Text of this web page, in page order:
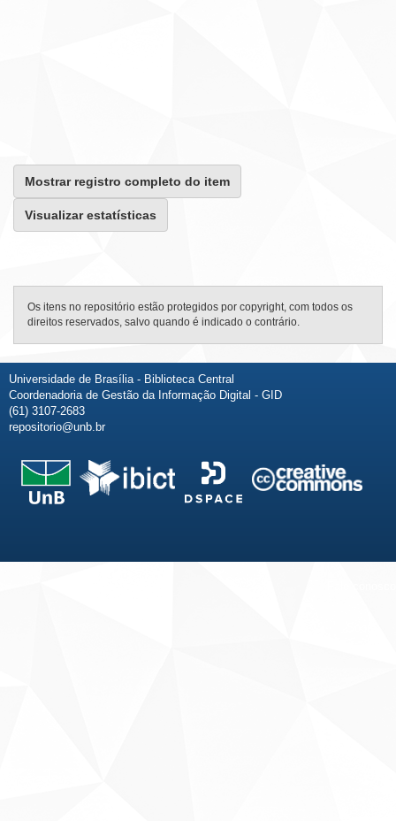
Mostrar registro completo do item
Visualizar estatísticas
Os itens no repositório estão protegidos por copyright, com todos os
direitos reservados, salvo quando é indicado o contrário.
Universidade de Brasília - Biblioteca Central
Coordenadoria de Gestão da Informação Digital - GID
(61) 3107-2683
repositorio@unb.br